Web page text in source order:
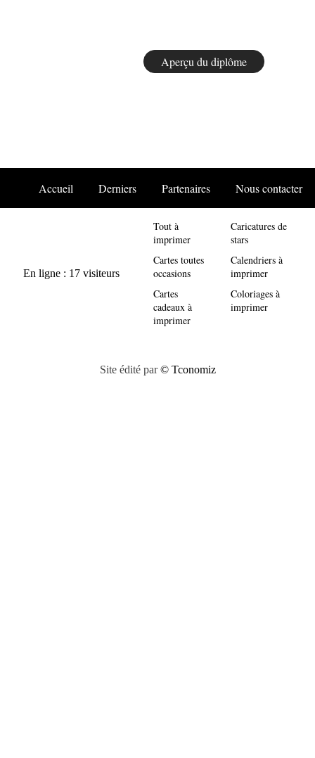
Accueil Derniers Partenaires Nous contacter
Tout à
imprimer
Cartes toutes
occasions
Cartes
cadeaux à
imprimer
Caricatures de
stars
Calendriers à
imprimer
Coloriages à
imprimer
Site édité par© Tconomiz